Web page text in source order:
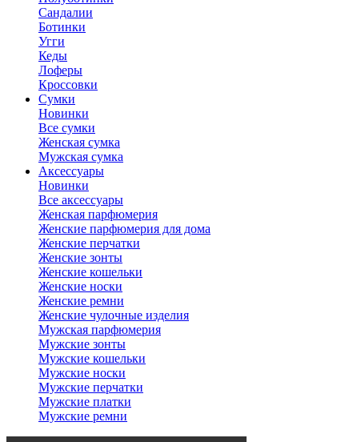
Сандалии
Ботинки
Угги
Кеды
Лоферы
Кроссовки
Сумки
Новинки
Все сумки
Женская сумка
Мужская сумка
Аксессуары
Новинки
Все аксессуары
Женская парфюмерия
Женские парфюмерия для дома
Женские перчатки
Женские зонты
Женские кошельки
Женские носки
Женские ремни
Женские чулочные изделия
Мужская парфюмерия
Мужские зонты
Мужские кошельки
Мужские носки
Мужские перчатки
Мужские платки
Мужские ремни